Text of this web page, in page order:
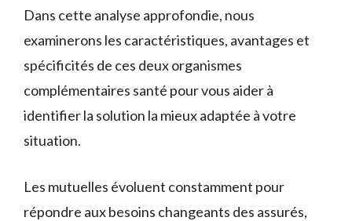
Dans cette analyse approfondie, nous
examinerons les caractéristiques, avantages et
spécificités de ces deux organismes
complémentaires santé pour vous aider à
identifier la solution la mieux adaptée à votre
situation.
Les mutuelles évoluent constamment pour
répondre aux besoins changeants des assurés,